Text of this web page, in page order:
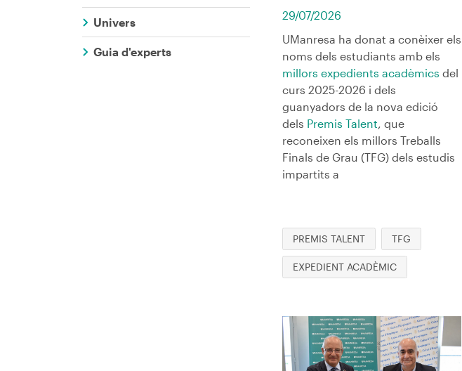
Univers
Guia d'experts
29/07/2026
UManresa ha donat a conèixer els
noms dels estudiants amb els
millors expedients acadèmics del
curs 2025-2026 i dels
guanyadors de la nova edició
dels Premis Talent, que
reconeixen els millors Treballs
Finals de Grau (TFG) dels estudis
impartits a
PREMIS TALENT TFG
EXPEDIENT ACADÈMIC
Imagen